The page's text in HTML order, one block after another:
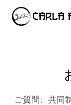
ご質問、共同